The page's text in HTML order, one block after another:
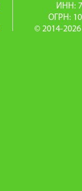
ИНН:
ОГРН:
© 2014-